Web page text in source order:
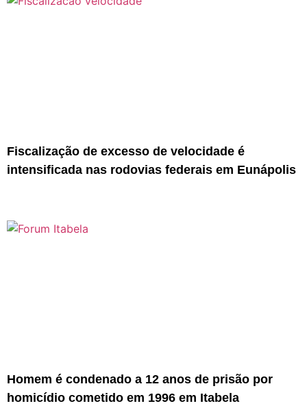
Fiscalização de excesso de velocidade é
intensificada nas rodovias federais em Eunápolis
Homem é condenado a 12 anos de prisão por
homicídio cometido em 1996 em Itabela